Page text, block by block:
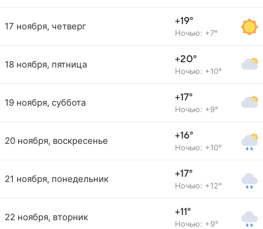
17 ноября, четверг +19°
Ночью: +7°
18 ноября, пятница +20°
Ночью: +10°
19 ноября, суббота +17°
Ночью: +9°
20 ноября, воскресенье +16°
Ночью: +10°
21 ноября, понедельник +17°
Ночью: +12°
22 ноября, вторник +11°
Ночью: +9°